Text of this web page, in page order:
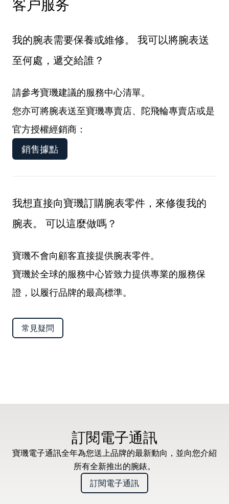
客户服务
我的腕表需要保養或維修。 我可以將腕表送
至何處，遞交給誰？
請參考寶璣建議的服務中心清單。
您亦可將腕表送至寶璣專賣店、陀飛輪專賣店或是
官方授權經銷商：
銷售據點
我想直接向寶璣訂購腕表零件，來修復我的
腕表。 可以這麼做嗎？
寶璣不會向顧客直接提供腕表零件。
寶璣於全球的服務中心皆致力提供專業的服務保
證，以履行品牌的最高標準。
常見疑問
訂閱電子通訊
寶璣電子通訊全年為您送上品牌的最新動向，並向您介紹
所有全新推出的腕錶。
訂閱電子通訊